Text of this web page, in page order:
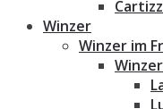
Winzer
Winzer im